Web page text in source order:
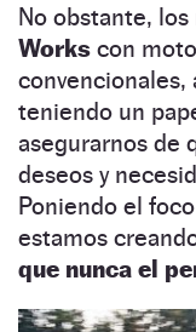
No obstante,
Works con
convencionales,
teniendo un
asegurarnos de
deseos y
Poniendo el
estamos
que nunca el